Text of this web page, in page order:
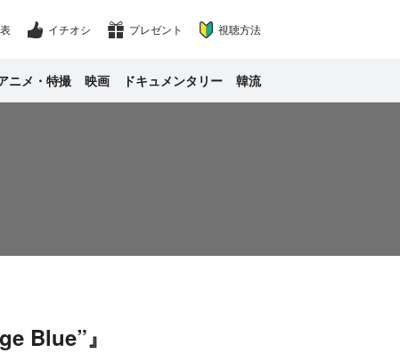
イチオシ プレゼント 視聴方法
ニメ・特撮 映画 ドキュメンタリー 韓流
Blue”』